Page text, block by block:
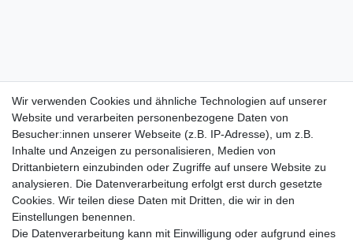
Wir verwenden Cookies und ähnliche Technologien auf unserer
Website und verarbeiten personenbezogene Daten von
Besucher:innen unserer Webseite (z.B. IP-Adresse), um z.B.
Inhalte und Anzeigen zu personalisieren, Medien von
Drittanbietern einzubinden oder Zugriffe auf unsere Website zu
analysieren. Die Datenverarbeitung erfolgt erst durch gesetzte
Cookies. Wir teilen diese Daten mit Dritten, die wir in den
Einstellungen benennen.
Die Datenverarbeitung kann mit Einwilligung oder aufgrund eines